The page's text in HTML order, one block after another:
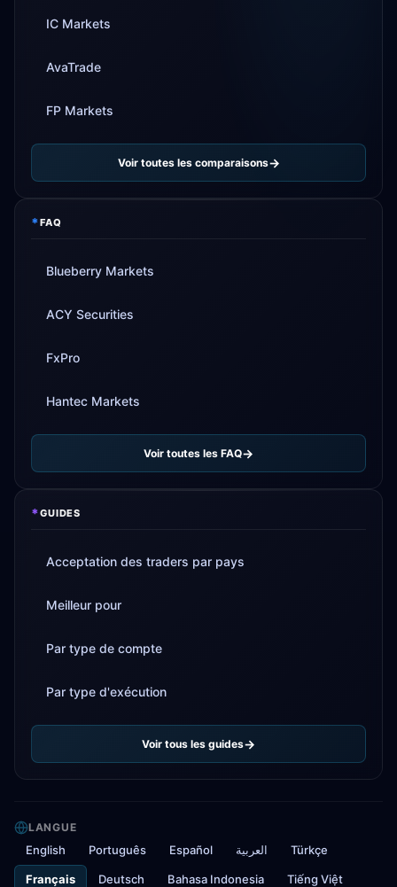
IC Markets
AvaTrade
FP Markets
Voir toutes les comparaisons
*FAQ
Blueberry Markets
ACY Securities
FxPro
Hantec Markets
Voir toutes les FAQ
*GUIDES
Acceptation des traders par pays
Meilleur pour
Par type de compte
Par type d'exécution
Voir tous les guides
LANGUE
English Português Español العربية Türkçe
Français Deutsch Bahasa Indonesia Tiếng Việt